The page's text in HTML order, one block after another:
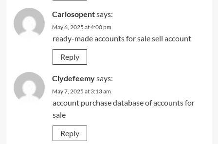
Carlosopentsays:
May 6, 2025 at 4:00 pm
ready-made accounts for salesell account
Reply
Clydefeemysays:
May 7, 2025 at 3:13 am
account purchasedatabase of accounts for
sale
Reply